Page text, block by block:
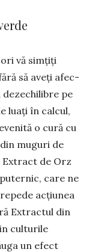
vă simțiți
să aveți afec­
dezechilibre pe
luați în calcul,
o cură cu
muguri de
Ex­tract de Orz
care ne
acțiunea
Extractul din
culturile
un efect